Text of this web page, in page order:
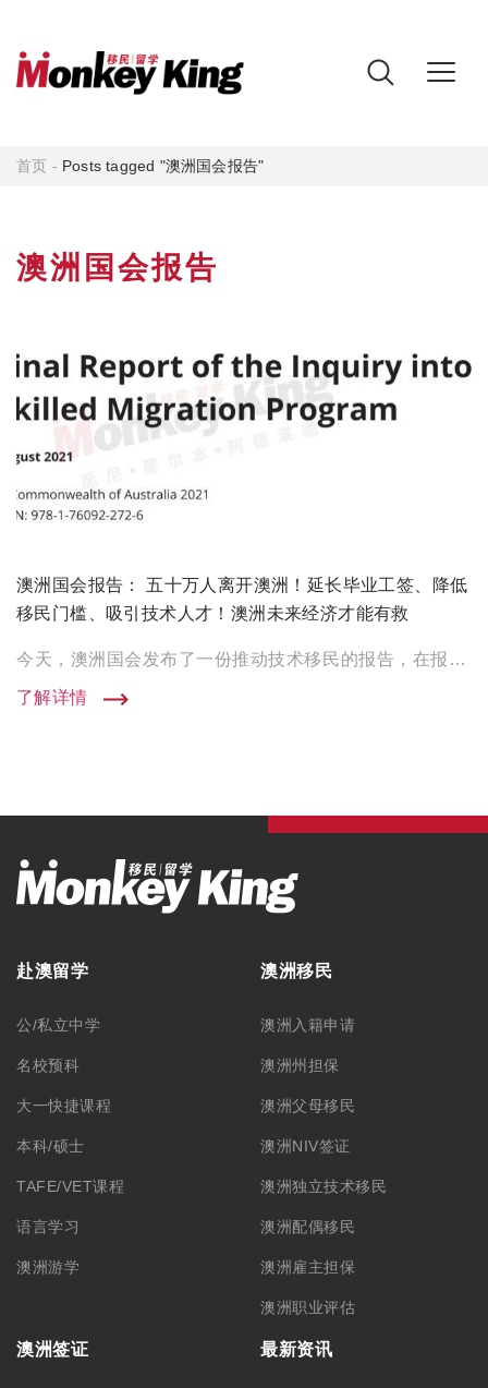
首页 - Posts tagged "澳洲国会报告"
澳洲国会报告
澳洲国会报告： 五十万人离开澳洲！延长毕业工签、降低
移民门槛、吸引技术人才！澳洲未来经济才能有救
今天，澳洲国会发布了一份推动技术移民的报告，在报告中汇集了多方关于如何能够进一步吸引高质量新移民，以及对于移民 […]
了解详情
赴澳留学
公/私立中学
名校预科
大一快捷课程
本科/硕士
TAFE/VET课程
语言学习
澳洲游学
澳洲移民
澳洲入籍申请
澳洲州担保
澳洲父母移民
澳洲NIV签证
澳洲独立技术移民
澳洲配偶移民
澳洲雇主担保
澳洲职业评估
澳洲签证 最新资讯